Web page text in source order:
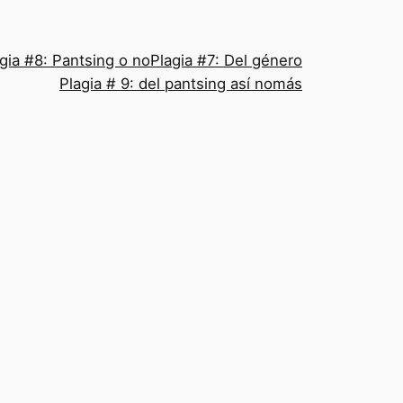
#8: Pantsing o noPlagia #7: Del género
Plagia # 9: del pantsing así nomás